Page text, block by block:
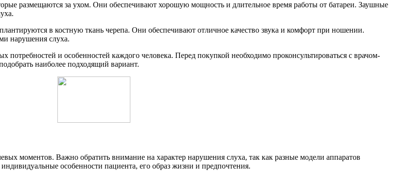
размещаются за ухом. Они обеспечивают хорошую мощность и длительное время работы от батареи. Заушные
в костную ткань черепа. Они обеспечивают отличное качество звука и комфорт при ношении.
нарушения слуха.
потребностей и особенностей каждого человека. Перед покупкой необходимо проконсультироваться с врачом-
наиболее подходящий вариант.
моментов. Важно обратить внимание на характер нарушения слуха, так как разные модели аппаратов
особенности пациента, его образ жизни и предпочтения.